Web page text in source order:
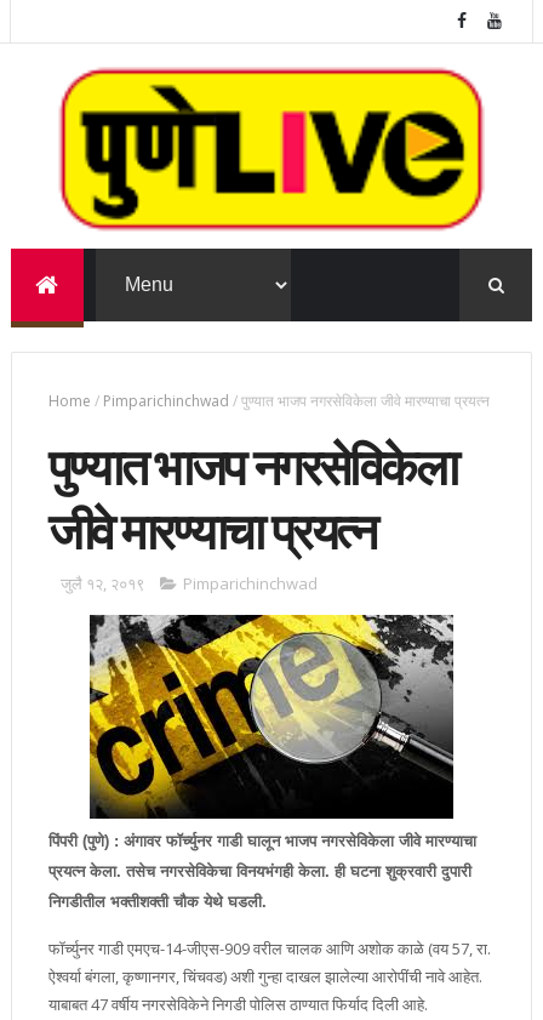
Home / Pimparichinchwad /पुण्यात भाजप नगरसेविकेला जीवे मारण्याचा प्रयत्न
पुण्यात भाजप नगरसेविकेला
जीवे मारण्याचा प्रयत्न
जुलै १२, २०१९ Pimparichinchwad
पिंपरी (पुणे) : अंगावर फॉर्च्युनर गाडी घालून भाजप नगरसेविकेला जीवे मारण्याचा
प्रयत्न केला. तसेच नगरसेविकेचा विनयभंगही केला. ही घटना शुक्रवारी दुपारी
निगडीतील भक्तीशक्ती चौक येथे घडली.
फॉर्च्युनर गाडी एमएच-14-जीएस-909 वरील चालक आणि अशोक काळे (वय 57, रा.
ऐश्वर्या बंगला, कृष्णानगर, चिंचवड) अशी गुन्हा दाखल झालेल्या आरोपींची नावे आहेत.
याबाबत 47 वर्षीय नगरसेविकेने निगडी पोलिस ठाण्यात फिर्याद दिली आहे.